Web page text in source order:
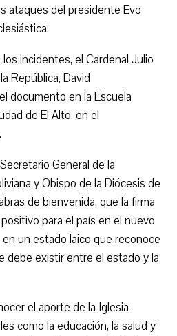
ataques del presidente Evo
incidentes, el Cardenal Julio
República, David
documento en la Escuela
de El Alto, en el
General de la
y Obispo de la Diócesis de
de bienvenida, que la firma
para el país en el nuevo
un estado laico que reconoce
debe existir entre el estado y la
el aporte de la Iglesia
como la educación, la salud y